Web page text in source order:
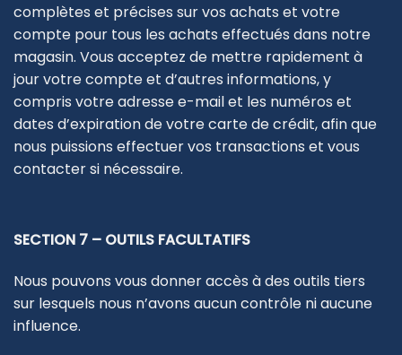
complètes et précises sur vos achats et votre
compte pour tous les achats effectués dans notre
magasin. Vous acceptez de mettre rapidement à
jour votre compte et d’autres informations, y
compris votre adresse e-mail et les numéros et
dates d’expiration de votre carte de crédit, afin que
nous puissions effectuer vos transactions et vous
contacter si nécessaire.
SECTION 7 – OUTILS FACULTATIFS
Nous pouvons vous donner accès à des outils tiers
sur lesquels nous n’avons aucun contrôle ni aucune
influence.